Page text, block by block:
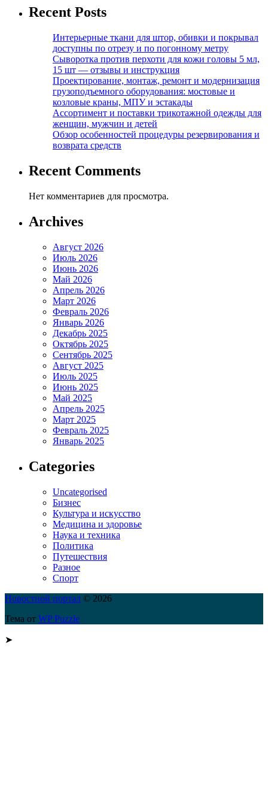
Recent Posts
Интерьерные ткани для штор, обивки и покрывал
доступны по отрезу и по погонному метру
Сыворотка против перхоти для кожи головы 5 мл,
15 шт — отзывы и инструкция
Проектирование, монтаж, ремонт и модернизация
грузоподъемного оборудования: мостовые и
козловые краны, МПУ и эстакады
Ассортимент и поставки трикотажной одежды для
женщин, мужчин и детей
Обзор особенностей процедуры резервирования и
возврата средств
Recent Comments
Нет комментариев для просмотра.
Archives
Август 2026
Июль 2026
Июнь 2026
Май 2026
Апрель 2026
Март 2026
Февраль 2026
Январь 2026
Декабрь 2025
Октябрь 2025
Сентябрь 2025
Август 2025
Июль 2025
Июнь 2025
Май 2025
Апрель 2025
Март 2025
Февраль 2025
Январь 2025
Categories
Uncategorised
Бизнес
Культура и искусство
Медицина и здоровье
Наука и техника
Политика
Путешествия
Разное
Спорт
Новостной портал © 2026
Тема от WP Puzzle
➤